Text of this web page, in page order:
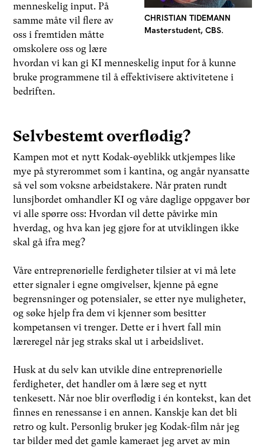
CHRISTIAN TIDEMANN
Masterstudent, CBS.
menneskelig input. På
samme måte vil flere av
oss i fremtiden måtte
omskolere oss og lære
hvordan vi kan gi KI menneskelig input for å kunne
bruke programmene til å effektivisere aktivitetene i
bedriften.
Selvbestemt overflødig?
Kampen mot et nytt Kodak-øyeblikk utkjempes like
mye på styrerommet som i kantina, og angår nyansatte
så vel som voksne arbeidstakere. Når praten rundt
lunsjbordet omhandler KI og våre daglige oppgaver bør
vi alle spørre oss: Hvordan vil dette påvirke min
hverdag, og hva kan jeg gjøre for at utviklingen ikke
skal gå ifra meg?
Våre entreprenørielle ferdigheter tilsier at vi må lete
etter signaler i egne omgivelser, kjenne på egne
begrensninger og potensialer, se etter nye muligheter,
og søke hjelp fra dem vi kjenner som besitter
kompetansen vi trenger. Dette er i hvert fall min
læreregel når jeg straks skal ut i arbeidslivet.
Husk at du selv kan utvikle dine entreprenørielle
ferdigheter, det handler om å lære seg et nytt
tenkesett. Når noe blir overflødig i én kontekst, kan det
finnes en renessanse i en annen. Kanskje kan det bli
retro og kult. Personlig bruker jeg Kodak-film når jeg
tar bilder med det gamle kameraet jeg arvet av min